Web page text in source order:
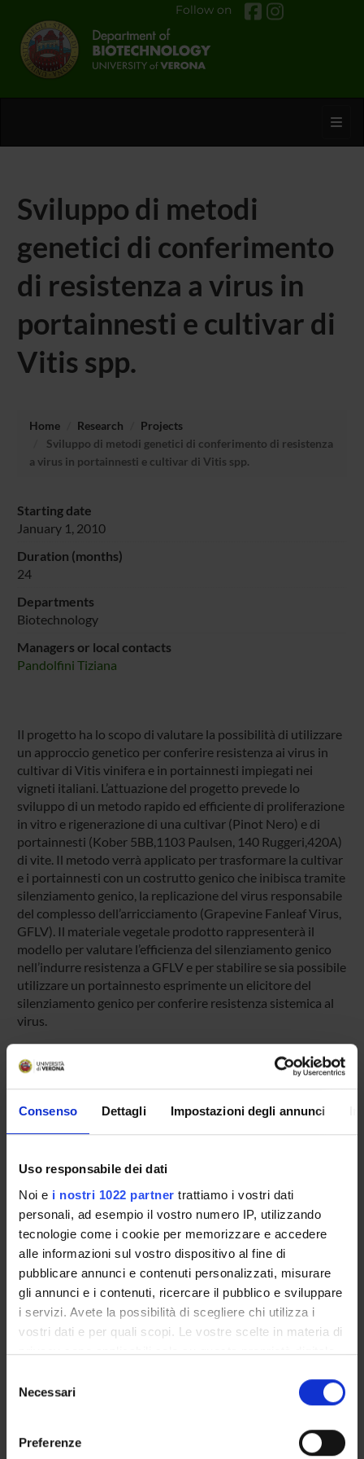
Consenso Dettagli Impostazioni degli annunci
Uso responsabile dei dati
Noi e i nostri 1022 partner trattiamo i vostri dati
personali, ad esempio il vostro numero IP, utilizzando
tecnologie come i cookie per memorizzare e accedere
alle informazioni sul vostro dispositivo al fine di
pubblicare annunci e contenuti personalizzati, misurare
gli annunci e i contenuti, ricercare il pubblico e sviluppare
i servizi. Avete la possibilità di scegliere chi utilizza i
vostri dati e per quali scopi. Le vostre scelte in materia di
privacy sono applicabili solo su questa proprietà digitale
modificare o revocare il proprio consenso in qualsiasi
momento dalla Dichiarazione sui cookie o facendo clic
delNecessari
Preferenze
Follow on
Sviluppo di metodi
genetici di conferimento
di resistenza a virus in
portainnesti e cultivar di
Vitis spp.
Home Research
Projects
Sviluppo di metodi genetici di conferimento di resistenza
a virus in portainnesti e cultivar di Vitis spp.
Starting date
January 1, 2010
Duration (months)
24
Departments
Biotechnology
Managers or local contacts
Pandolfini Tiziana
Il progetto ha lo scopo di valutare la possibilità di utilizzare
un approccio genetico per conferire resistenza ai virus in
cultivar di Vitis vinifera e in portainnesti impiegati nei
vigneti italiani. L’attuazione del progetto prevede lo
sviluppo di un metodo rapido ed efficiente di proliferazione
in vitro e rigenerazione di una cultivar (Pinot Nero) e di
portainnesti (Kober 5BB,1103 Paulsen, 140 Ruggeri,420A)
di vite. Il metodo verrà applicato per trasformare la cultivar
e i portainnesti con un costrutto genico che inibisca tramite
silenziamento genico, la replicazione del virus responsabile
del complesso dell’arricciamento (Grapevine Fanleaf Virus,
GFLV). Il materiale vegetale prodotto rappresenterà il
modello per valutare l’efficienza del silenziamento genico
nell’indurre resistenza a GFLV e per stabilire se sia possibile
utilizzare un portainnesto esprimente un elicitore del
silenziamento genico per conferire resistenza sistemica al
virus.
SPONSORS:
Ateneo
di ricerca di Interesse nazionale
Vitroplant S.p.A.
assigned and managed by the department
Syllabus:
COFATENEO - Cofinanziamento Ateneo progetti
di ricerca di Interesse nazionale
PROJECT PARTICIPANTS
Annalisa Polverari